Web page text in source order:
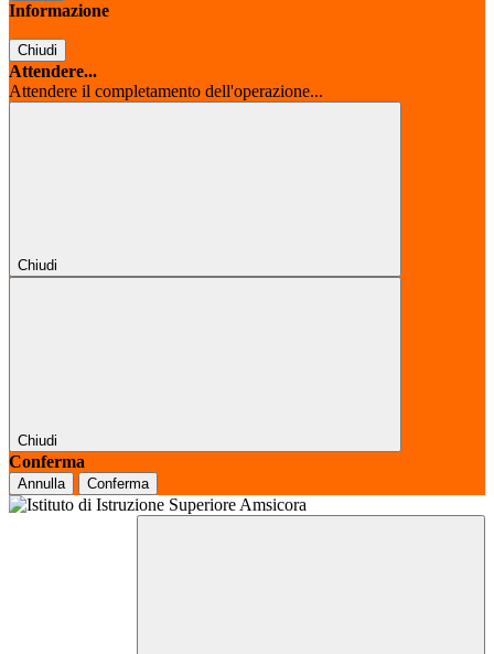
Informazione
Chiudi
Attendere...
Attendere il completamento dell'operazione...
Chiudi
Chiudi
Conferma
Annulla Conferma